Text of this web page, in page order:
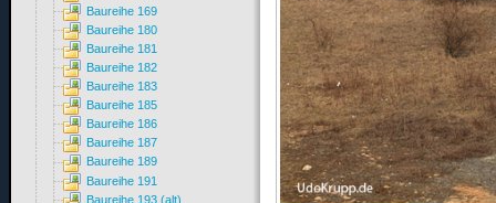
Baureihe 169
Baureihe 180
Baureihe 181
Baureihe 182
Baureihe 183
Baureihe 185
Baureihe 186
Baureihe 187
Baureihe 189
Baureihe 191
Baureihe 193 (alt)